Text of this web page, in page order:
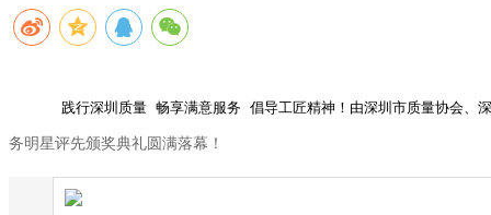
践行深圳质量 畅享满意服务 倡导工匠精神！由深圳市质量协会、
务明星评先颁奖典礼圆满落幕！